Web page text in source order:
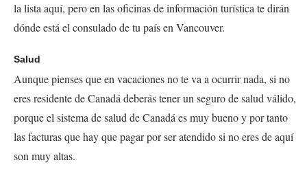
la lista aquí, pero en las oficinas de información turística te dirán
dónde está el consulado de tu país en Vancouver.
Salud
Aunque pienses que en vacaciones no te va a ocurrir nada, si no
eres residente de Canadá deberás tener un seguro de salud válido,
porque el sistema de salud de Canadá es muy bueno y por tanto
las facturas que hay que pagar por ser atendido si no eres de aquí
son muy altas.